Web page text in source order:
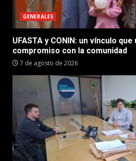
GENERALES
UFASTA y CONIN: un vínculo
compromiso con la comunidad
7 de agosto de 2026